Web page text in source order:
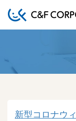
新型コロナウ